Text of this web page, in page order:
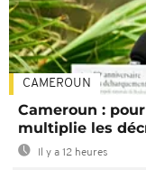
CAMEROUN
Cameroun :
multiplie les
Il y a 12 heures